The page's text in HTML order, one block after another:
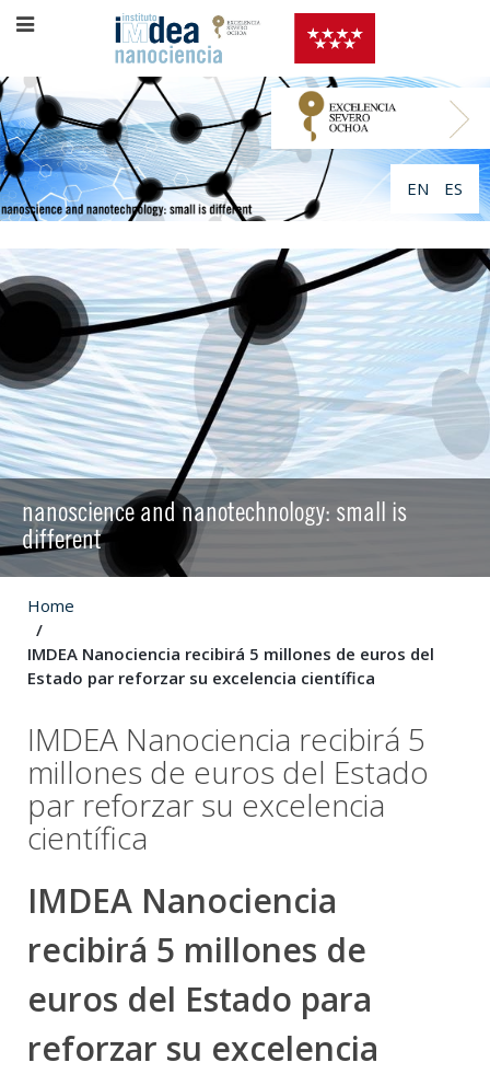
EN ES
nanoscience and nanotechnology: small is
different
Home
IMDEA Nanociencia recibirá 5 millones de euros del
Estado par reforzar su excelencia científica
IMDEA Nanociencia recibirá 5
millones de euros del Estado
par reforzar su excelencia
científica
IMDEA Nanociencia
recibirá 5 millones de
euros del Estado para
reforzar su excelencia